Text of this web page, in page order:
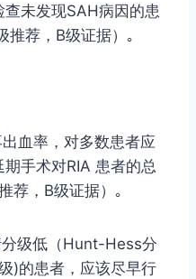
未发现SAH病因的患
推荐，B级证据）｡
血率，对多数患者应
手术对RIA 患者的总
荐，B级证据）｡
级低（Hunt-Hess分
)的患者，应该尽早行